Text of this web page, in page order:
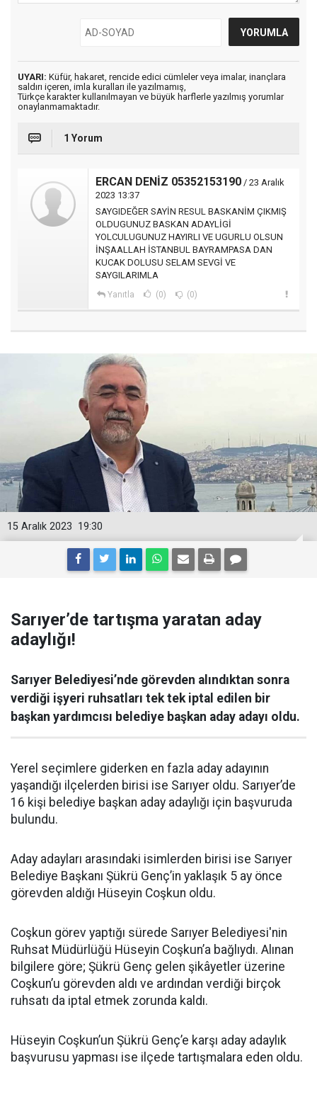
UYARI: Küfür, hakaret, rencide edici cümleler veya imalar, inançlara
saldırı içeren, imla kuralları ile yazılmamış,
Türkçe karakter kullanılmayan ve büyük harflerle yazılmış yorumlar
onaylanmamaktadır.
1 Yorum
ERCAN DENİZ 05352153190 / 23 Aralık
2023 13:37
SAYGIDEĞER SAYİN RESUL BASKANİM ÇIKMIŞ
OLDUGUNUZ BASKAN ADAYLİGİ
YOLCULUGUNUZ HAYIRLI VE UGURLU OLSUN
İNŞAALLAH İSTANBUL BAYRAMPASA DAN
KUCAK DOLUSU SELAM SEVGİ VE
SAYGILARIMLA
Yanıtla (0) (0)
19:30
15 Aralık 2023
Sarıyer’de tartışma yaratan aday
adaylığı!
Sarıyer Belediyesi’nde görevden alındıktan sonra
verdiği işyeri ruhsatları tek tek iptal edilen bir
başkan yardımcısı belediye başkan aday adayı oldu.
Yerel seçimlere giderken en fazla aday adayının
yaşandığı ilçelerden birisi ise Sarıyer oldu. Sarıyer’de
16 kişi belediye başkan aday adaylığı için başvuruda
bulundu.
Aday adayları arasındaki isimlerden birisi ise Sarıyer
Belediye Başkanı Şükrü Genç’in yaklaşık 5 ay önce
görevden aldığı Hüseyin Coşkun oldu.
Coşkun görev yaptığı sürede Sarıyer Belediyesi'nin
Ruhsat Müdürlüğü Hüseyin Coşkun’a bağlıydı. Alınan
bilgilere göre; Şükrü Genç gelen şikâyetler üzerine
Coşkun’u görevden aldı ve ardından verdiği birçok
ruhsatı da iptal etmek zorunda kaldı.
Hüseyin Coşkun’un Şükrü Genç’e karşı aday adaylık
başvurusu yapması ise ilçede tartışmalara eden oldu.